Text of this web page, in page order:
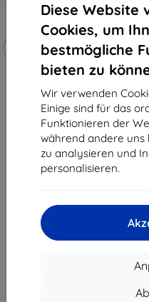
Diese Website
Cookies, um
bestmögliche
bieten zu
Wir verwenden
Einige sind für das
Funktionieren der
während andere
zu analysieren und
personalisieren.
3mk Hammer Schutzfolie
Maßgeschneidert
hergestellt
€ 18,90
€ 17,02
Auf Lager 4 Stk.